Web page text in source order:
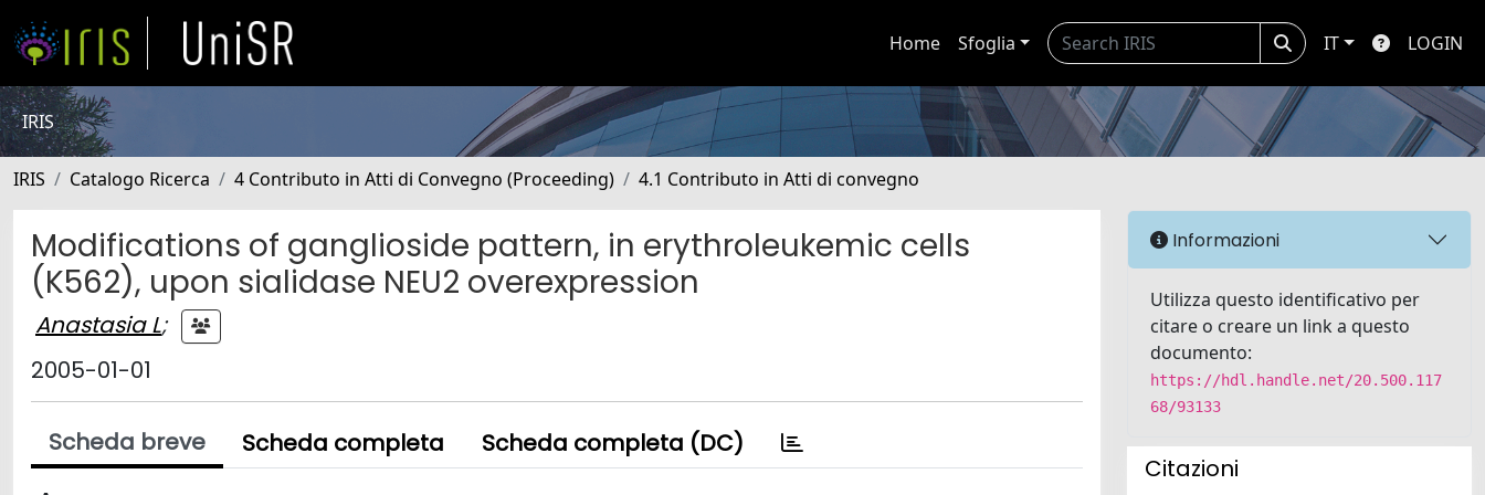
Home Sfoglia IT LOGIN
IRIS
IRIS Catalogo Ricerca 4 Contributo in Atti di Convegno (Proceeding) 4.1 Contributo in Atti di convegno
Modifications of ganglioside pattern, in erythroleukemic cells
(K562), upon sialidase NEU2 overexpression
Anastasia L;
2005-01-01
Scheda breve Scheda completa Scheda completa (DC)
Informazioni
Utilizza questo identificativo per
citare o creare un link a questo
documento:
https://hdl.handle.net/20.500.117
68/93133
Citazioni